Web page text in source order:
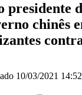
presidente
chinês
10/03/2021 14:52